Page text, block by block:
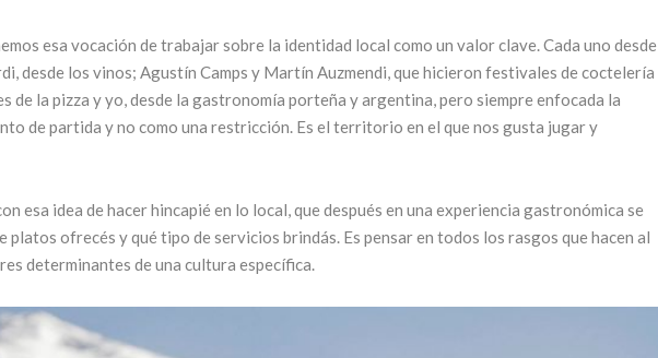
esa vocación de trabajar sobre la identidad local como un valor clave. Cada uno desde
desde los vinos; Agustín Camps y Martín Auzmendi, que hicieron festivales de coctelería
de la pizza y yo, desde la gastronomía porteña y argentina, pero siempre enfocada la
de partida y no como una restricción. Es el territorio en el que nos gusta jugar y
esa idea de hacer hincapié en lo local, que después en una experiencia gastronómica se
platos ofrecés y qué tipo de servicios brindás. Es pensar en todos los rasgos que hacen al
determinantes de una cultura específica.